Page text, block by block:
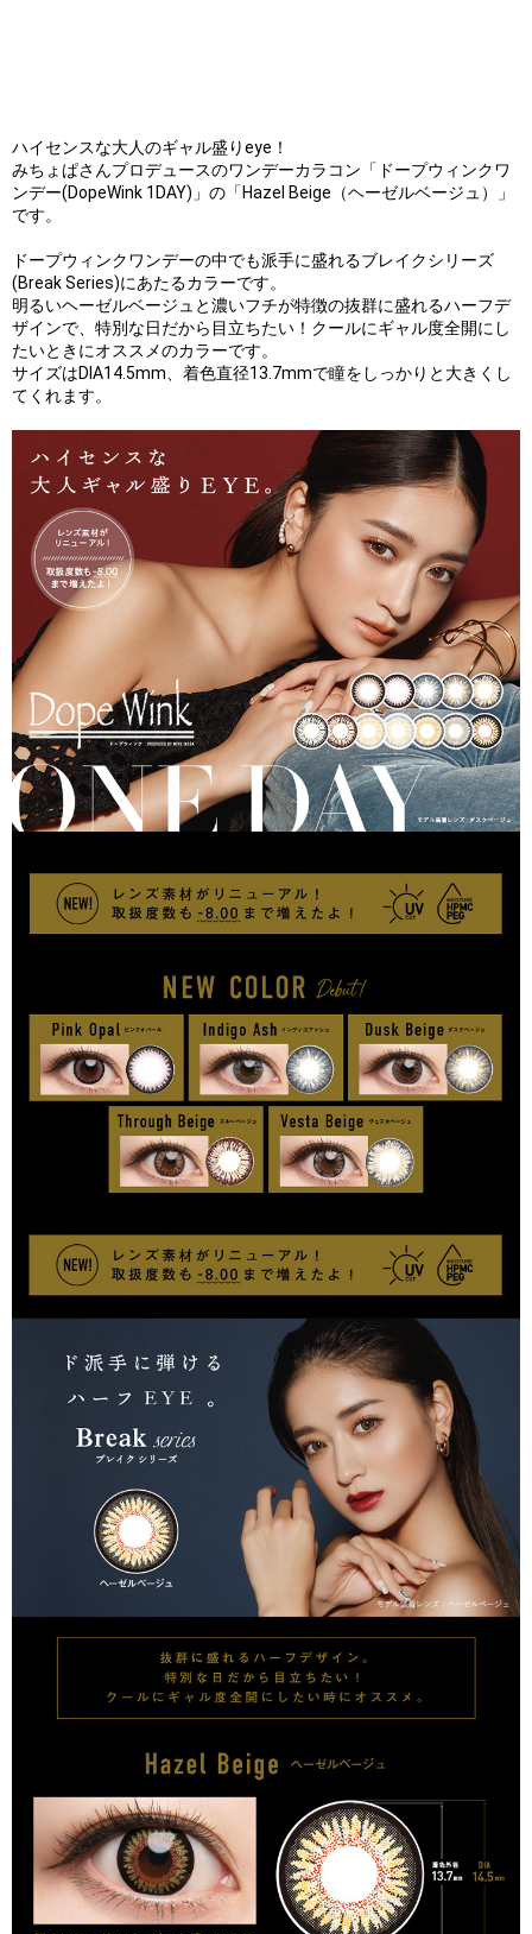
ハイセンスな大人のギャル盛りeye！
みちょぱさんプロデュースのワンデーカラコン「ドープウィンクワ
ンデー(DopeWink 1DAY)」の「Hazel Beige（ヘーゼルベージュ）」
です。
ドープウィンクワンデーの中でも派手に盛れるブレイクシリーズ
(Break Series)にあたるカラーです。
明るいヘーゼルベージュと濃いフチが特徴の抜群に盛れるハーフデ
ザインで、特別な日だから目立ちたい！クールにギャル度全開にし
たいときにオススメのカラーです。
サイズはDIA14.5mm、着色直径13.7mmで瞳をしっかりと大きくし
てくれます。